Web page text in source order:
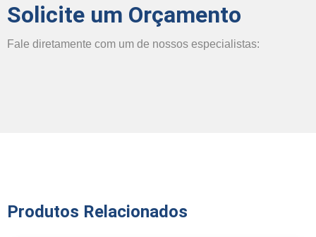
Solicite um Orçamento
Fale diretamente com um de nossos especialistas:
Produtos Relacionados